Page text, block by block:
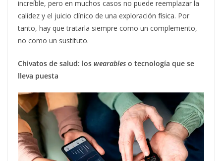
increíble, pero en muchos casos no puede reemplazar la
calidez y el juicio clínico de una exploración física. Por
tanto, hay que tratarla siempre como un complemento,
no como un sustituto.
Chivatos de salud: los wearables o tecnología que se
lleva puesta